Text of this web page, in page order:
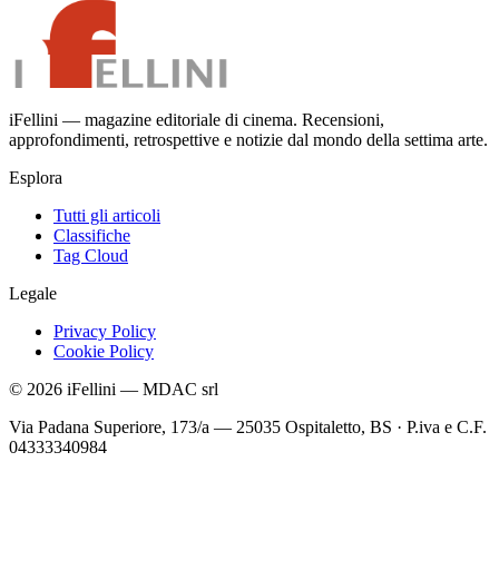
iFellini — magazine editoriale di cinema. Recensioni,
approfondimenti, retrospettive e notizie dal mondo della settima arte.
Esplora
Tutti gli articoli
Classifiche
Tag Cloud
Legale
Privacy Policy
Cookie Policy
© 2026 iFellini — MDAC srl
Via Padana Superiore, 173/a — 25035 Ospitaletto, BS · P.iva e C.F.
04333340984